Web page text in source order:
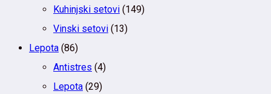
Kuhinjski setovi (149)
Vinski setovi (13)
Lepota (86)
Antistres (4)
Lepota (29)